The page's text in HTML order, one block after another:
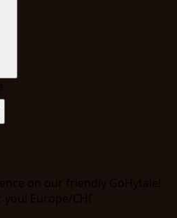
on our friendly GoHytale!
you! Europe/СНГ